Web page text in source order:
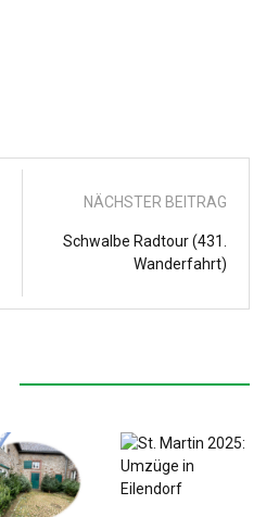
NÄCHSTER BEITRAG
Schwalbe Radtour (431.
Wanderfahrt)